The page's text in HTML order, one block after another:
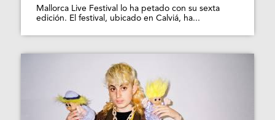
Mallorca Live Festival lo ha petado con su sexta
edición. El festival, ubicado en Calviá, ha...